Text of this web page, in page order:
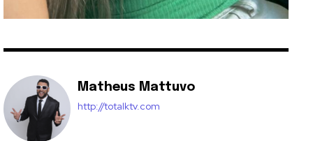
Matheus Mattuvo
http://totalktv.com